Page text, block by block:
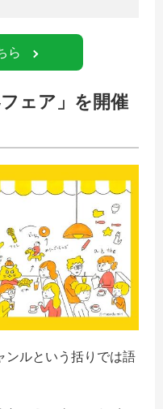
ら
ェア」を開催
ルという括りでは語